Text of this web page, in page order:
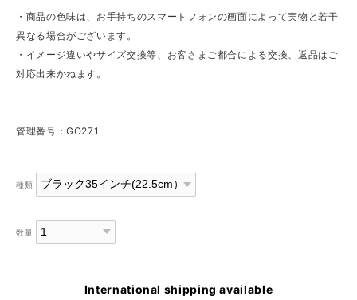
・商品の色味は、お手持ちのスマートフォンの画面によって実物と若干
異なる場合がございます。
・イメージ違いやサイズ交換等、お客さまご都合による交換、返品はご
対応出来かねます。
管理番号：GO271
種類
数量
International shipping available